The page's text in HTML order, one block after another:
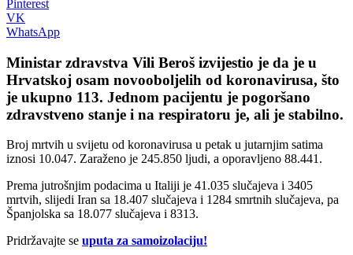
Pinterest
VK
WhatsApp
Ministar zdravstva Vili Beroš izvijestio je da je u
Hrvatskoj osam novooboljelih od koronavirusa, što
je ukupno 113. Jednom pacijentu je pogoršano
zdravstveno stanje i na respiratoru je, ali je stabilno.
Broj mrtvih u svijetu od koronavirusa u petak u jutarnjim satima
iznosi 10.047. Zaraženo je 245.850 ljudi, a oporavljeno 88.441.
Prema jutrošnjim podacima u Italiji je 41.035 slučajeva i 3405
mrtvih, slijedi Iran sa 18.407 slučajeva i 1284 smrtnih slučajeva, pa
Španjolska sa 18.077 slučajeva i 8313.
Pridržavajte se uputa za samoizolaciju!